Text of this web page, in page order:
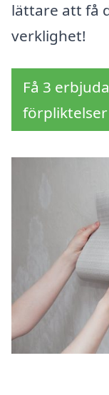
lättare att få
verklighet!
Få 3
förpliktelser